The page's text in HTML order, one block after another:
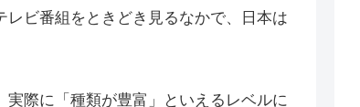
ビ番組をときどき見るなかで、日本は
際に「種類が豊富」といえるレベルに